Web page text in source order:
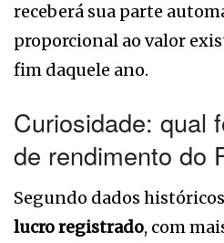
receberá sua parte
proporcional ao valor
fim daquele ano.
Curiosidade: qual
de rendimento do
Segundo dados
lucro registrado, com